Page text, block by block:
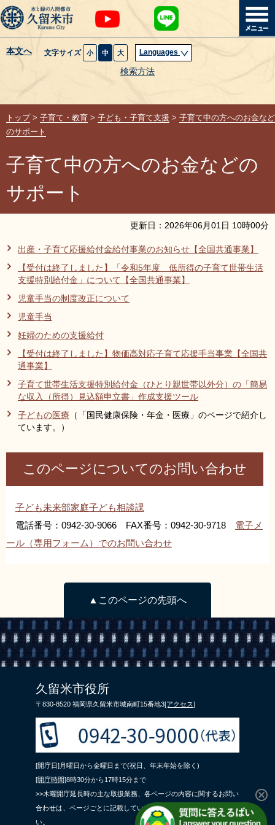
本文へ 文字サイズ 小 中 大 Languages
検索方法
暮らし・届出
健康・医療・福祉
観光魅力・イベント
創業・産業・ビジネス
サイトマップ 組織から探す
RSS
サイトについて
閉じる
トップ> 子育て・教育 > 子ども・子育て支援 > 子育て中の方へのお金など
のサポート
子育て中の方へのお金などの
サポート
更新日： 2026年06月01 日 10時00分
出産・子育て応援給付金給付事業のお知らせ【全国共通事業】
【受付は終了しました】「令和5年度 低所得の子育て世帯生活
支援特別給付金」について【全国共通事業】
児童手当の制度改正について
児童手当
妊婦のための支援給付
【受付は終了しました】物価高対応子育て応援手当事業【全国共
通事業】
子育て世帯生活支援特別給付金（ひとり親世帯以外分）の「簡易
な収入（所得）見込額申立書」作成支援ツール
子どもの医療 （「国民健康保険・年金・医療」のページで紹介し
ています。）
このページについてのお問い合わせ
子ども未来部家庭子ども相談課
電話番号：0942-30-9066 FAX番号：0942-30-9718 電子メ
ール（専用フォーム）でのお問い合わせ
▲このページの先頭へ
久留米市役所
〒830-8520 福岡県久留米市城南町15番地3[アクセス]
[開庁日]月曜日から金曜日まで(祝日、年末年始を除く)
[開庁時間]8時30分から17時15分まで
>>木曜開庁延長時の主な取扱業務、各ページの内容に関するお問い
合わせは、ページごとに記載している問合せ先までご連絡くださ
い。